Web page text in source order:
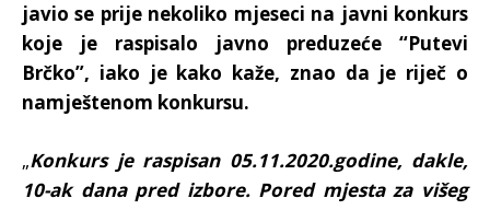
javio se prije nekoliko mjeseci na javni konkurs
koje je raspisalo javno preduzeće “Putevi
Brčko”, iako je kako kaže, znao da je riječ o
namještenom konkursu.
„Konkurs je raspisan 05.11.2020.godine, dakle,
10-ak dana pred izbore. Pored mjesta za višeg